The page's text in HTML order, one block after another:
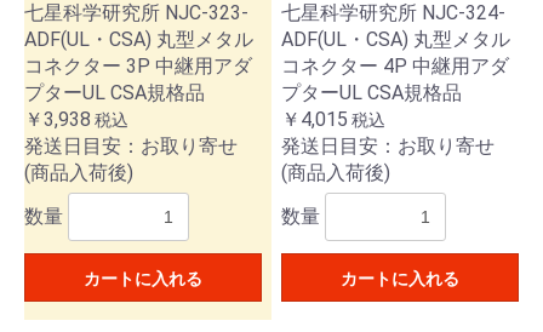
七星科学研究所 NJC-323-
ADF(UL・CSA) 丸型メタル
コネクター 3P 中継用アダ
プターUL CSA規格品
￥3,938 税込
発送日目安：お取り寄せ
(商品入荷後)
数量
カートに入れる
七星科学研究所 NJC-324-
ADF(UL・CSA) 丸型メタル
コネクター 4P 中継用アダ
プターUL CSA規格品
￥4,015 税込
発送日目安：お取り寄せ
(商品入荷後)
数量
カートに入れる